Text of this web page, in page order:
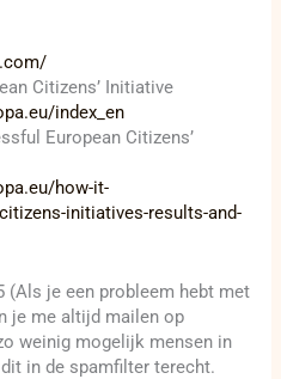
Citizens’ Initiative
index_en
European Citizens’
how-it-
initiatives-results-and-
(Als je een probleem hebt met
je me altijd mailen op
weinig mogelijk mensen in
in de spamfilter terecht.